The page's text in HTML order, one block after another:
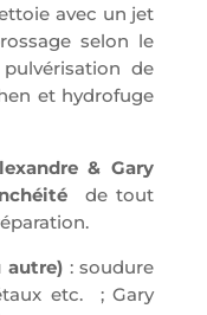
avec un jet
selon le
de
et hydrofuge
& Gary
de tout
autre) : soudure
etc. ; Gary